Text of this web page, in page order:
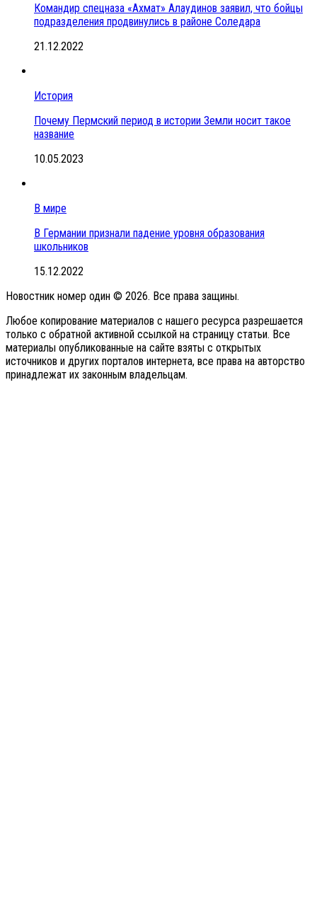
Командир спецназа «Ахмат» Алаудинов заявил, что бойцы
подразделения продвинулись в районе Соледара
21.12.2022
История
Почему Пермский период в истории Земли носит такое
название
10.05.2023
В мире
В Германии признали падение уровня образования
школьников
15.12.2022
Новостник номер один © 2026. Все права защины.
Любое копирование материалов с нашего ресурса разрешается
только с обратной активной ссылкой на страницу статьи. Все
материалы опубликованные на сайте взяты с открытых
источников и других порталов интернета, все права на авторство
принадлежат их законным владельцам.